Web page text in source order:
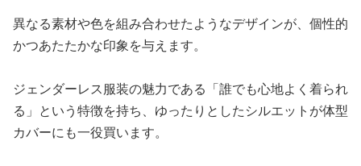
異なる素材や色を組み合わせたようなデザインが、個性的
かつあたたかな印象を与えます。
ジェンダーレス服装の魅力である「誰でも心地よく着られ
る」という特徴を持ち、ゆったりとしたシルエットが体型
カバーにも一役買います。